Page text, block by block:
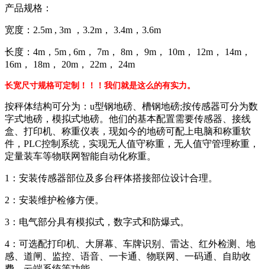
产品规格：
宽度：2.5m , 3m ，3.2m， 3.4m，3.6m
长度：4m，5m , 6m， 7m， 8m， 9m， 10m， 12m， 14m，
16m， 18m， 20m， 22m， 24m
长宽尺寸规格可定制！！！我们就是这么的有实力。
按秤体结构可分为：u型钢地磅、槽钢地磅;按传感器可分为数
字式地磅，模拟式地磅。他们的基本配置需要传感器、接线
盒、打印机、称重仪表，现如今的地磅可配上电脑和称重软
件，PLC控制系统，实现无人值守称重，无人值守管理称重，
定量装车等物联网智能自动化称重。
1：安装传感器部位及多台秤体搭接部位设计合理。
2：安装维护检修方便。
3：电气部分具有模拟式，数字式和防爆式。
4：可选配打印机、大屏幕、车牌识别、雷达、红外检测、地
感、道闸、监控、语音、一卡通、物联网、一码通、自助收